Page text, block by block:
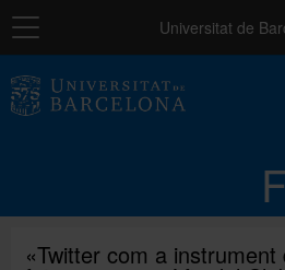
Navegació Universitat de
Estudis
Recerca i
«Twitter com a